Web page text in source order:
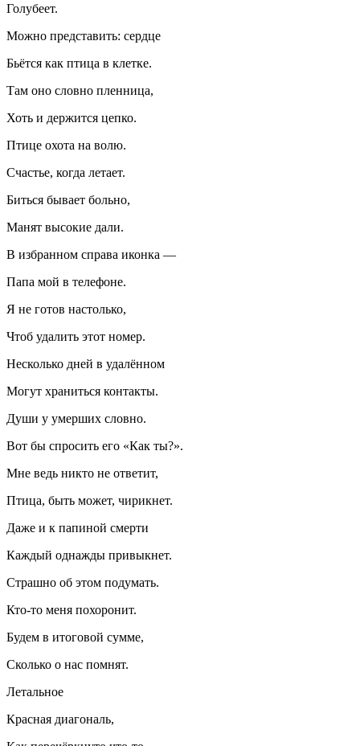
Голубеет.
Можно представить: сердце
Бьётся как птица в клетке.
Там оно словно пленница,
Хоть и держится цепко.
Птице охота на волю.
Счастье, когда летает.
Биться бывает больно,
Манят высокие дали.
В избранном справа иконка —
Папа мой в телефоне.
Я не готов настолько,
Чтоб удалить этот номер.
Несколько дней в удалённом
Могут храниться контакты.
Души у умерших словно.
Вот бы спросить его «Как ты?».
Мне ведь никто не ответит,
Птица, быть может, чирикнет.
Даже и к папиной смерти
Каждый однажды привыкнет.
Страшно об этом подумать.
Кто-то меня похоронит.
Будем в итоговой сумме,
Сколько о нас помнят.
Летальное
Красная диагональ,